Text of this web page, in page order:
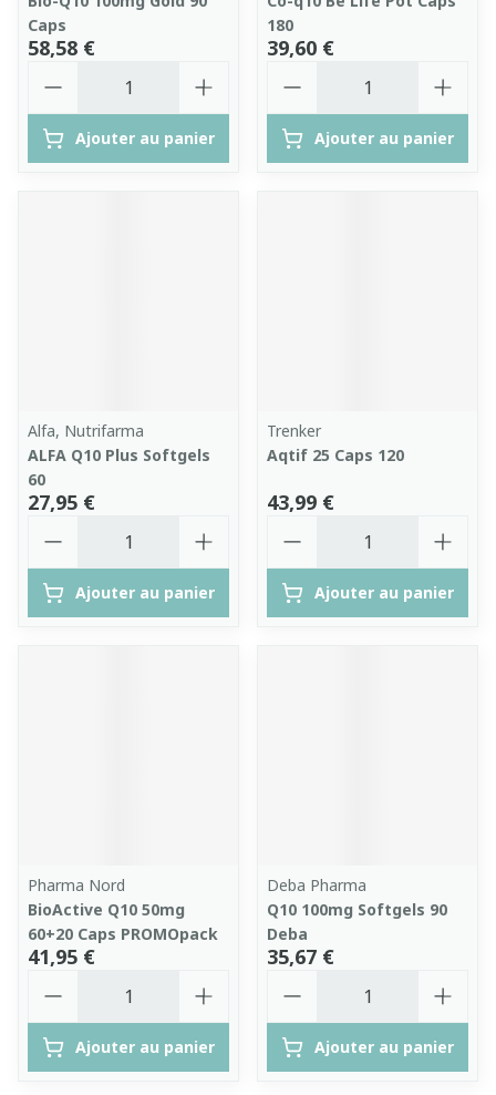
Caps
58,58 €
Ajouter au panier
180
39,60 €
Ajouter au panier
Alfa, Nutrifarma
ALFA Q10 Plus Softgels
60
27,95 €
Ajouter au panier
Trenker
Aqtif 25 Caps 120
43,99 €
Ajouter au panier
Pharma Nord
BioActive Q10 50mg
60+20 Caps PROMOpack
41,95 €
Ajouter au panier
Deba Pharma
Q10 100mg Softgels 90
Deba
35,67 €
Ajouter au panier